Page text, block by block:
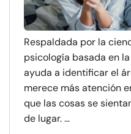
Respaldada por la
psicología basada en
ayuda a identificar el
merece más atención
que las cosas se
de lugar. ...